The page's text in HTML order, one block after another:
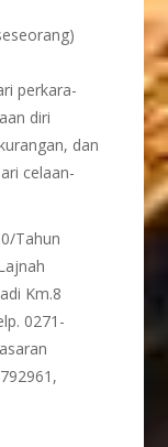
perkara-
diri
dan
celaan-
Tahun
Km.8
0271-